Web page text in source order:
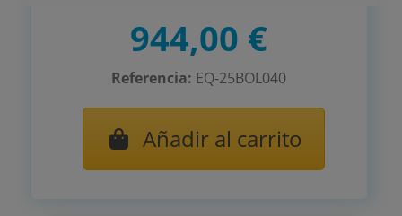
944,00 €
Referencia: EQ-25BOL040
Añadir al carrito